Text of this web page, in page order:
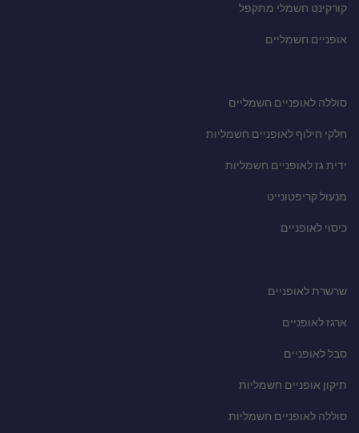
קורקינט חשמלי מתקפל
אופניים חשמליים
סוללה לאופניים חשמליים
חלקי חילוף לאופניים חשמליות
ידית גז לאופניים חשמליות
מנעול קריפטונייט
כיסוי לאופניים
שרשרת לאופניים
ארגז לאופניים
סבל לאופניים
תיקון אופניים חשמליות
סוללה לאופניים חשמליות